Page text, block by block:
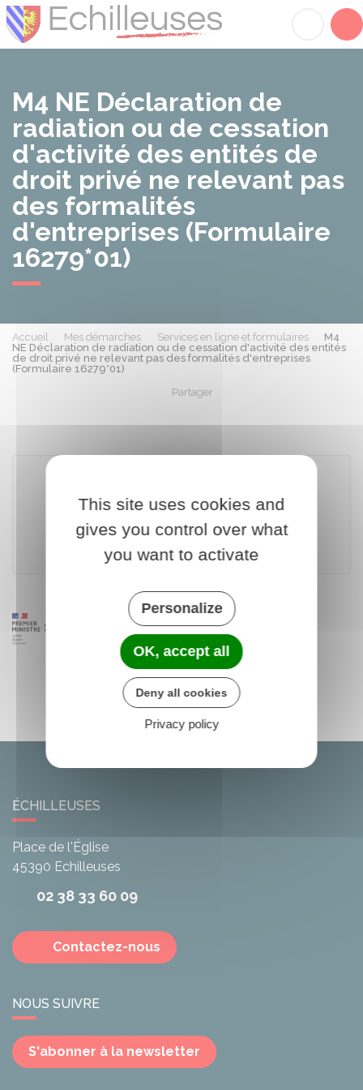
M4 NE Déclaration de
radiation ou de cessation
d'activité des entités de
droit privé ne relevant pas
des formalités
d'entreprises (Formulaire
16279*01)
Accueil Mes démarches Services en ligne et formulaires
M4
NE Déclaration de radiation ou de cessation d'activité des entités
de droit privé ne relevant pas des formalités d'entreprises
(Formulaire 16279*01)
Partager
Télécharger le formulaire
Ministère chargé de l'économie
ÉCHILLEUSES
Place de l'Église
45390 Echilleuses
02 38 33 60 09
Contactez-nous
NOUS SUIVRE
S'abonner à la newsletter
This site uses cookies and
gives you control over what
you want to activate
Personalize
OK, accept all
Deny all cookies
Privacy policy